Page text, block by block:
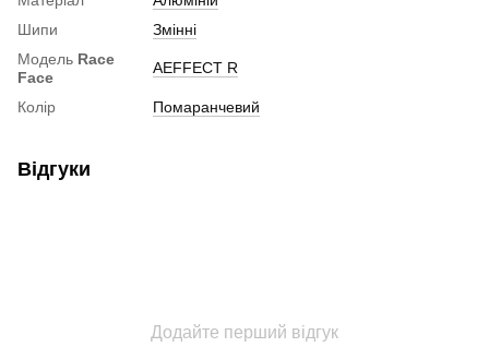
Шипи
Змінні
Модель Race
Face
AEFFECT R
Колір Помаранчевий
Відгуки
Додайте перший відгук